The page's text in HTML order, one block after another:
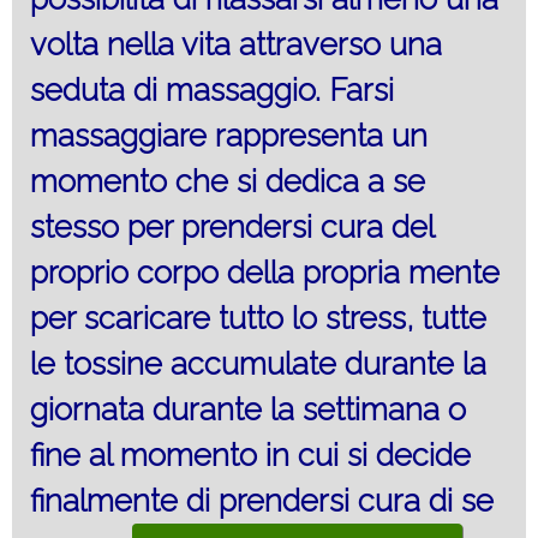
volta nella vita attraverso una
seduta di massaggio. Farsi
massaggiare rappresenta un
momento che si dedica a se
stesso per prendersi cura del
proprio corpo della propria mente
per scaricare tutto lo stress, tutte
le tossine accumulate durante la
giornata durante la settimana o
fine al momento in cui si decide
finalmente di prendersi cura di se